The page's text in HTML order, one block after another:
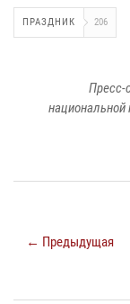
ПРАЗДНИК 206
Пресс-
национальной
← Предыдущая